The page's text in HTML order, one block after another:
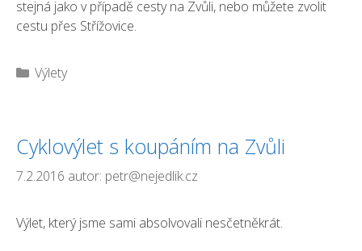
stejná jako v případě cesty na Zvůli, nebo můžete zvolit
cestu přes Střížovice.
Rubriky
Výlety
Cyklovýlet s koupáním na Zvůli
7.2.2016 autor: petr@nejedlik.cz
Výlet, který jsme sami absolvovali nesčetněkrát.